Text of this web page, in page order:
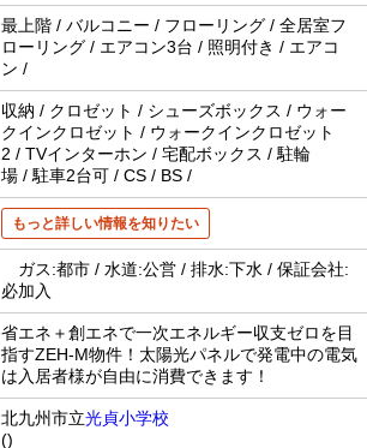
最上階 / バルコニー / フローリング / 全居室フ
ローリング / エアコン3台 / 照明付き / エアコ
ン /
収納 / クロゼット / シューズボックス / ウォー
クインクロゼット / ウォークインクロゼット
2 / TVインターホン / 宅配ボックス / 駐輪
場 / 駐車2台可 / CS / BS /
もっと詳しい情報を知りたい
ガス:都市 / 水道:公営 / 排水:下水 / 保証会社:
必加入
省エネ＋創エネで一次エネルギー収支ゼロを目
指すZEH-M物件！太陽光パネルで発電中の電気
は入居者様が自由に消費できます！
北九州市立光貞小学校
()